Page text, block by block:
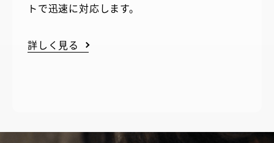
トで迅速に対応します。
詳しく見る